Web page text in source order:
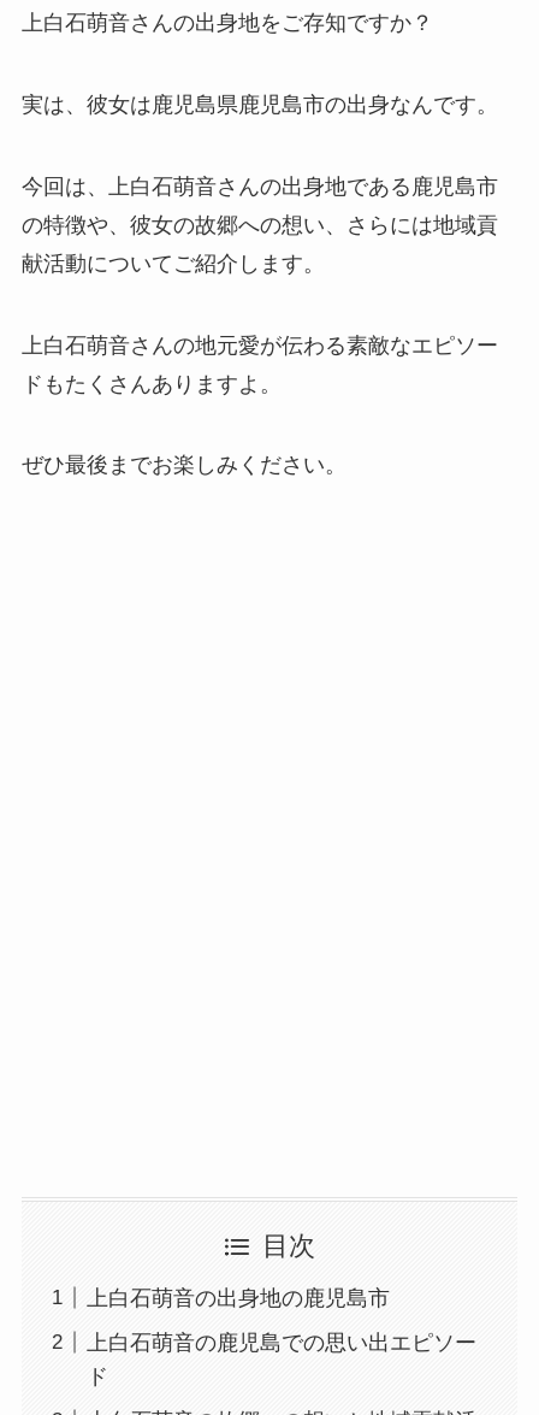
上白石萌音さんの出身地をご存知ですか？
実は、彼女は鹿児島県鹿児島市の出身なんです。
今回は、上白石萌音さんの出身地である鹿児島市
の特徴や、彼女の故郷への想い、さらには地域貢
献活動についてご紹介します。
上白石萌音さんの地元愛が伝わる素敵なエピソー
ドもたくさんありますよ。
ぜひ最後までお楽しみください。
目次
上白石萌音の出身地の鹿児島市
上白石萌音の鹿児島での思い出エピソー
ド